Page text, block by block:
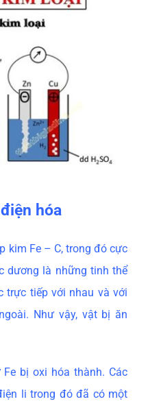
hóa
kim Fe – C, trong đó cực
dương là những tinh thể
trực tiếp với nhau và với
Như vậy, vật bị ăn
bị oxi hóa thành. Các
li trong đó đã có một